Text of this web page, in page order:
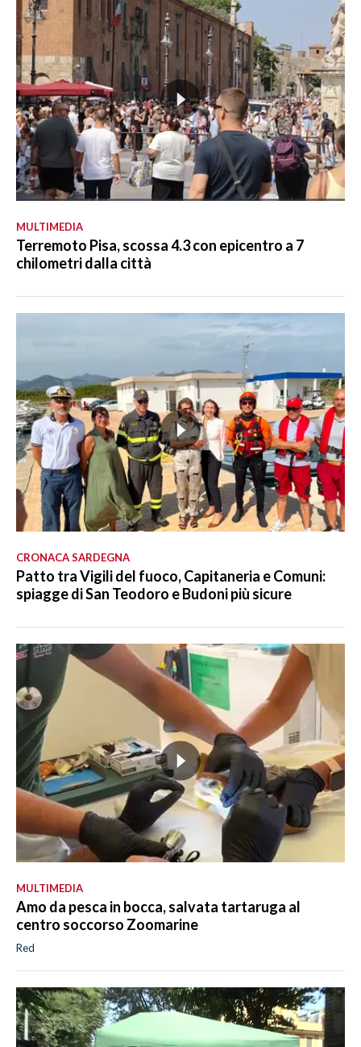
MULTIMEDIA
Terremoto Pisa, scossa 4.3 con epicentro a 7
chilometri dalla città
CRONACA SARDEGNA
Patto tra Vigili del fuoco, Capitaneria e Comuni:
spiagge di San Teodoro e Budoni più sicure
MULTIMEDIA
Amo da pesca in bocca, salvata tartaruga al
centro soccorso Zoomarine
Red